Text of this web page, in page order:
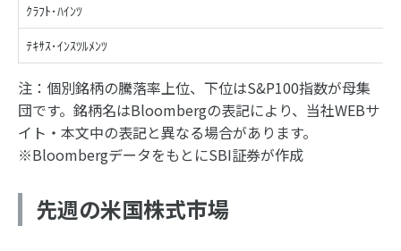
ｸﾗﾌﾄ･ﾊｲﾝﾂ
ﾃｷｻｽ･ｲﾝｽﾂﾙﾒﾝﾂ
注：個別銘柄の騰落率上位、下位はS&P100指数が母集
団です。銘柄名はBloombergの表記により、当社WEBサ
イト・本文中の表記と異なる場合があります。
※BloombergデータをもとにSBI証券が作成
先週の米国株式市場